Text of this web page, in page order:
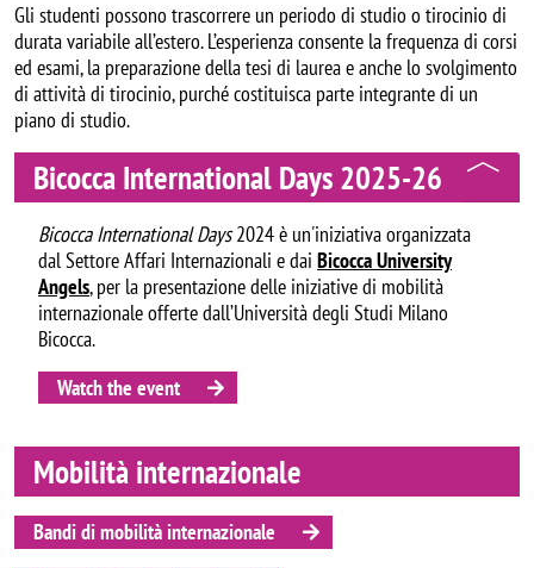
Gli studenti possono trascorrere un periodo di studio o tirocinio di
durata variabile all’estero. L’esperienza consente la frequenza di corsi
ed esami, la preparazione della tesi di laurea e anche lo svolgimento
di attività di tirocinio, purché costituisca parte integrante di un
piano di studio.
Bicocca International Days 2025-26
Bicocca International Days2024 è un'iniziativa organizzata
dal Settore Affari Internazionali e dai Bicocca University
Angels, per la presentazione delle iniziative di mobilità
internazionale offerte dall’Università degli Studi Milano
Bicocca.
Watch the event
Mobilità internazionale
Bandi di mobilità internazionale